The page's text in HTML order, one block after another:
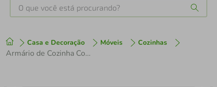
Casa e Decoração Móveis Cozinhas
Armário de Cozinha Compacta 200 cm Suspenso Preto Nice Madesa 07
1º tenis